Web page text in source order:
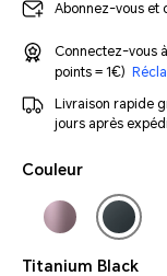
Abonnez-vous et
Connectez-vous
points = 1€)
Livraison rapide
jours après
Couleur
Titanium Black